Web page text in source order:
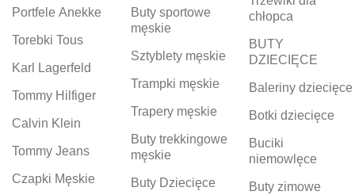
Portfele Anekke
Torebki Tous
Karl Lagerfeld
Tommy Hilfiger
Calvin Klein
Tommy Jeans
Czapki Męskie
Buty sportowe
męskie
Sztyblety męskie
Trampki męskie
Trapery męskie
Buty trekkingowe
męskie
Buty Dziecięce
chłopca
BUTY
DZIECIĘCE
Baleriny dziecięce
Botki dziecięce
Buciki
niemowlęce
Buty zimowe